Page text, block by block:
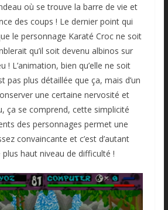
où se trouve la barre de vie et
des coups ! Le dernier point qui
le personnage Karaté Croc ne soit
qu’il soit devenu albinos sur
! L’animation, bien qu’elle ne soit
pas plus détaillée que ça, mais d’un
une certaine nervosité et
ça se comprend, cette simplicité
des personnages permet une
convaincante et c’est d’autant
plus haut niveau de difficulté !